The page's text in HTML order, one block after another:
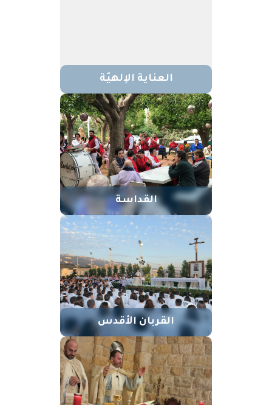
العناية الإلهيّة
القداسة
القربان الأقدس